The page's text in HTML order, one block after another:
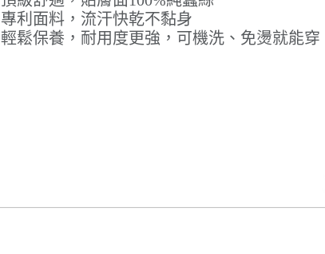
專利面料，流汗快乾不黏身
輕鬆保養，耐用度更強，可機洗、免燙就能穿